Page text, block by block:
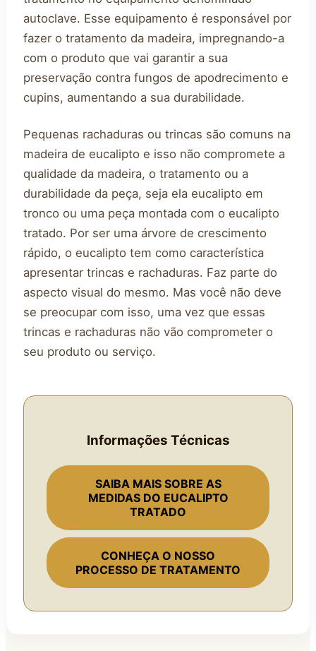
autoclave. Esse equipamento é responsável por
fazer o tratamento da madeira, impregnando-a
com o produto que vai garantir a sua
preservação contra fungos de apodrecimento e
cupins, aumentando a sua durabilidade.
Pequenas rachaduras ou trincas são comuns na
madeira de eucalipto e isso não compromete a
qualidade da madeira, o tratamento ou a
durabilidade da peça, seja ela eucalipto em
tronco ou uma peça montada com o eucalipto
tratado. Por ser uma árvore de crescimento
rápido, o eucalipto tem como característica
apresentar trincas e rachaduras. Faz parte do
aspecto visual do mesmo. Mas você não deve
se preocupar com isso, uma vez que essas
trincas e rachaduras não vão comprometer o
seu produto ou serviço.
Informações Técnicas
SAIBA MAIS SOBRE AS
MEDIDAS DO EUCALIPTO
TRATADO
CONHEÇA O NOSSO
PROCESSO DE TRATAMENTO